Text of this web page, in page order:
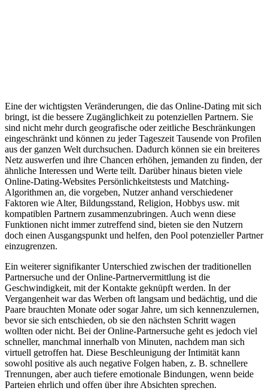
Eine der wichtigsten Veränderungen, die das Online-Dating mit sich
bringt, ist die bessere Zugänglichkeit zu potenziellen Partnern. Sie
sind nicht mehr durch geografische oder zeitliche Beschränkungen
eingeschränkt und können zu jeder Tageszeit Tausende von Profilen
aus der ganzen Welt durchsuchen. Dadurch können sie ein breiteres
Netz auswerfen und ihre Chancen erhöhen, jemanden zu finden, der
ähnliche Interessen und Werte teilt. Darüber hinaus bieten viele
Online-Dating-Websites Persönlichkeitstests und Matching-
Algorithmen an, die vorgeben, Nutzer anhand verschiedener
Faktoren wie Alter, Bildungsstand, Religion, Hobbys usw. mit
kompatiblen Partnern zusammenzubringen. Auch wenn diese
Funktionen nicht immer zutreffend sind, bieten sie den Nutzern
doch einen Ausgangspunkt und helfen, den Pool potenzieller Partner
einzugrenzen.
Ein weiterer signifikanter Unterschied zwischen der traditionellen
Partnersuche und der Online-Partnervermittlung ist die
Geschwindigkeit, mit der Kontakte geknüpft werden. In der
Vergangenheit war das Werben oft langsam und bedächtig, und die
Paare brauchten Monate oder sogar Jahre, um sich kennenzulernen,
bevor sie sich entschieden, ob sie den nächsten Schritt wagen
wollten oder nicht. Bei der Online-Partnersuche geht es jedoch viel
schneller, manchmal innerhalb von Minuten, nachdem man sich
virtuell getroffen hat. Diese Beschleunigung der Intimität kann
sowohl positive als auch negative Folgen haben, z. B. schnellere
Trennungen, aber auch tiefere emotionale Bindungen, wenn beide
Parteien ehrlich und offen über ihre Absichten sprechen.